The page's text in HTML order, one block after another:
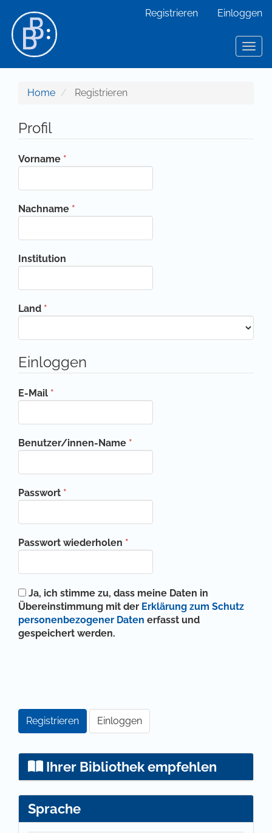
Hauptinhalt
Sidebar
Registrieren Einloggen
Home Registrieren
Profil
Vorname *
Nachname *
Institution
Land *
Einloggen
E-Mail *
Benutzer/innen-Name *
Passwort *
Passwort wiederholen *
Übereinstimmung mit der Erklärung zum Schutz
personenbezogener Daten erfasst und
gespeichert werden.
Registrieren Einloggen
Ihrer Bibliothek empfehlen
Sprache